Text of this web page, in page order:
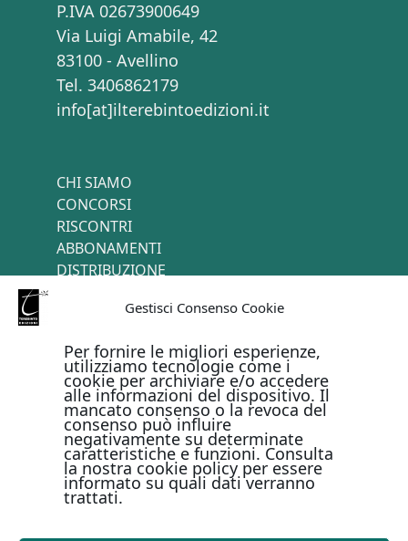
Gestisci Consenso Cookie
Per fornire le migliori esperienze,
utilizziamo tecnologie come i
cookie per archiviare e/o accedere
alle informazioni del dispositivo. Il
mancato consenso o la revoca del
consenso può influire
negativamente su determinate
caratteristiche e funzioni. Consulta
la nostra cookie policy per essere
informato su quali dati verranno
trattati.
P.IVA 02673900649
Via Luigi Amabile, 42
83100 - Avellino
Tel. 3406862179
info[at]ilterebintoedizioni.it
CHI SIAMO
CONCORSI
RISCONTRI
ABBONAMENTI
DISTRIBUZIONE
PAGAMENTI ONLINE CON
Metodi di pagamento